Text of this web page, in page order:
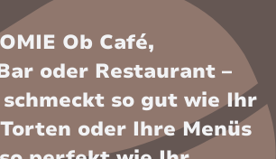
Ob Café,
oder Restaurant –
so gut wie Ihr
oder Ihre Menüs